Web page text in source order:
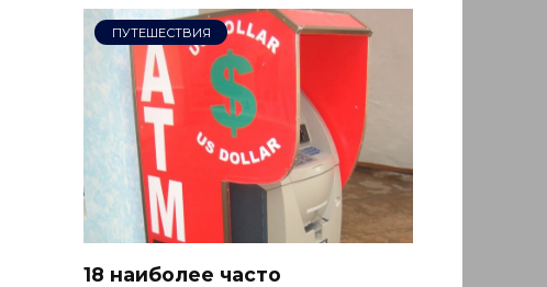
ПУТЕШЕСТВИЯ
18 наиболее часто